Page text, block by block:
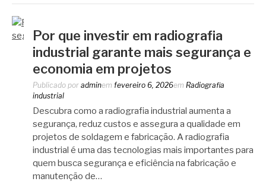
Por que investir em radiografia
industrial garante mais segurança e
economia em projetos
Publicado por adminem fevereiro 6, 2026em Radiografia
industrial
Descubra como a radiografia industrial aumenta a
segurança, reduz custos e assegura a qualidade em
projetos de soldagem e fabricação. A radiografia
industrial é uma das tecnologias mais importantes para
quem busca segurança e eficiência na fabricação e
manutenção de…